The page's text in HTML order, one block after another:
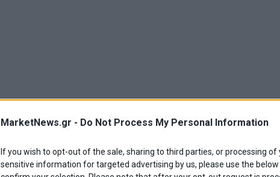
MarketNews.gr - Do Not Process My Personal Information
If you wish to opt-out of the sale, sharing to third parties, or processing of
sensitive information for targeted advertising by us, please use the